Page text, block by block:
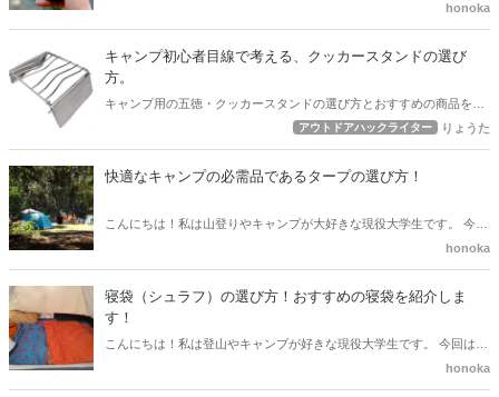
honoka
キャンプ初心者目線で考える、クッカースタンドの選び
方。
キャンプ用の五徳・クッカースタンドの選び方とおすすめの商品を1
つだけ紹介をしてみました。五徳やクッカースタンドの選び方につい
アウトドアハックライター りょうた
快適なキャンプの必需品であるタープの選び方！
こんにちは！私は山登りやキャンプが大好きな現役大学生です。 今回
は 「そもそもタープってなに？」から どんなシチュエーションにど
honoka
寝袋（シュラフ）の選び方！おすすめの寝袋を紹介しま
す！
こんにちは！私は登山やキャンブが好きな現役大学生です。 今回は、
「寝袋（シュラフ）はどうやって選んだらいい？」という疑問に、お
honoka